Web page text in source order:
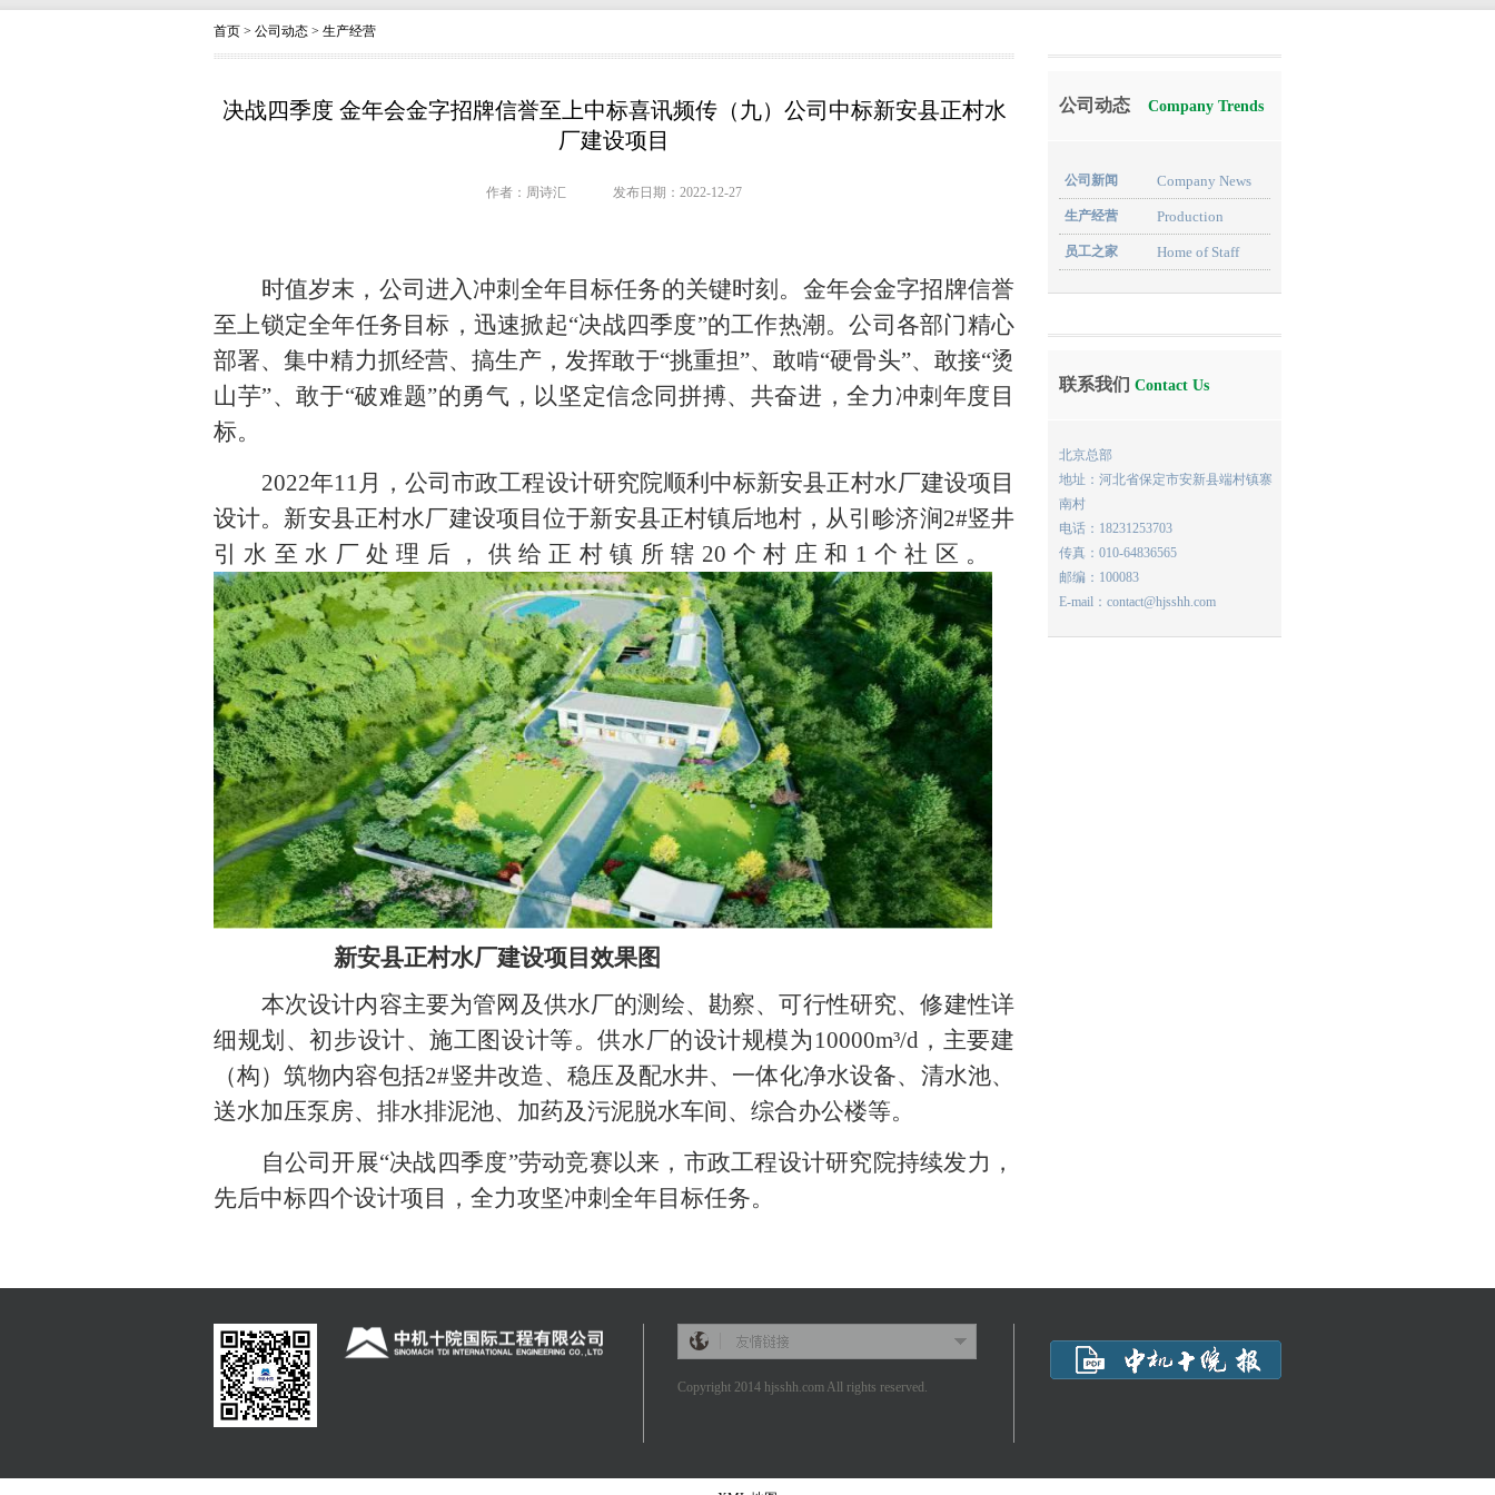
首页 > 公司动态 > 生产经营
决战四季度 金年会金字招牌信誉至上中标喜讯频传（九）公司中标新安县正村水
厂建设项目
作者：周诗汇 发布日期：2022-12-27
时值岁末，公司进入冲刺全年目标任务的关键时刻。金年会金字招牌信誉
至上锁定全年任务目标，迅速掀起“决战四季度”的工作热潮。公司各部门精心
部署、集中精力抓经营、搞生产，发挥敢于“挑重担”、敢啃“硬骨头”、敢接“烫
山芋”、敢于“破难题”的勇气，以坚定信念同拼搏、共奋进，全力冲刺年度目
标。
2022年11月，公司市政工程设计研究院顺利中标新安县正村水厂建设项目
设计。新安县正村水厂建设项目位于新安县正村镇后地村，从引畛济涧2#竖井
引水至水厂处理后，供给正村镇所辖 20 个村庄和 1 个社区。
 新安县正村水厂建设项目效果图
本次设计内容主要为管网及供水厂的测绘、勘察、可行性研究、修建性详
细规划、初步设计、施工图设计等。供水厂的设计规模为 10000m³/d，主要建
（构）筑物内容包括2#竖井改造、稳压及配水井、一体化净水设备、清水池、
送水加压泵房、排水排泥池、加药及污泥脱水车间、综合办公楼等。
自公司开展“决战四季度”劳动竞赛以来，市政工程设计研究院持续发力，
先后中标四个设计项目，全力攻坚冲刺全年目标任务。
公司动态 Company Trends
公司新闻 Company News
生产经营 Production
员工之家 Home of Staff
联系我们 Contact Us
北京总部
地址：河北省保定市安新县端村镇寨
南村
电话：18231253703
传真：010-64836565
邮编：100083
E-mail：contact@hjsshh.com
Copyright 2014 hjsshh.com All rights reserved.